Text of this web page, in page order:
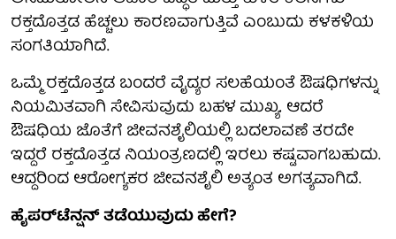
ರಕ್ತದೊತ್ತಡ ಹೆಚ್ಚಲು ಕಾರಣವಾಗುತ್ತಿವೆ ಎಂಬುದು ಕಳಕಳಿಯ
ಸಂಗತಿಯಾಗಿದೆ.
ಒಮ್ಮೆ ರಕ್ತದೊತ್ತಡ ಬಂದರೆ ವೈದ್ಯರ ಸಲಹೆಯಂತೆ ಔಷಧಿಗಳನ್ನು
ನಿಯಮಿತವಾಗಿ ಸೇವಿಸುವುದು ಬಹಳ ಮುಖ್ಯ. ಆದರೆ
ಔಷಧಿಯ ಜೊತೆಗೆ ಜೀವನಶೈಲಿಯಲ್ಲಿ ಬದಲಾವಣೆ ತರದೇ
ಇದ್ದರೆ ರಕ್ತದೊತ್ತಡ ನಿಯಂತ್ರಣದಲ್ಲಿ ಇರಲು ಕಷ್ಟವಾಗಬಹುದು.
ಆದ್ದರಿಂದ ಆರೋಗ್ಯಕರ ಜೀವನಶೈಲಿ ಅತ್ಯಂತ ಅಗತ್ಯವಾಗಿದೆ.
ಹೈಪರ್‌ಟೆನ್ಷನ್ ತಡೆಯುವುದು ಹೇಗೆ?